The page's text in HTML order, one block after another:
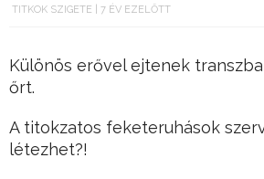
TITKOK SZIGETE 7 ÉV EZELŐTT
Különös erővel ejtenek
őrt.
A titokzatos feketeruhások
létezhet?!